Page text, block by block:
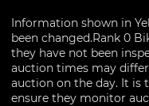
Information shown in
been changed.Rank 0
they have not been
auction times may
auction on the day. It is
ensure they monitor